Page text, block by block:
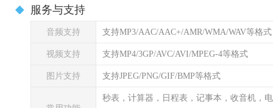
服务与支持
音频支持 支持MP3/AAC/AAC+/AMR/WMA/WAV等格式
视频支持 支持MP4/3GP/AVC/AVI/MPEG-4等格式
图片支持 支持JPEG/PNG/GIF/BMP等格式
秒表，计算器，日程表，记事本，收音机，